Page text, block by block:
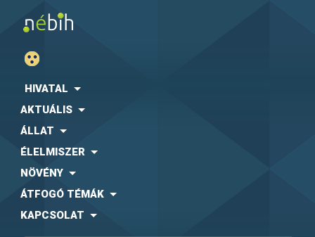
HIVATAL
AKTUÁLIS
ÁLLAT
ÉLELMISZER
NÖVÉNY
ÁTFOGÓ TÉMÁK
KAPCSOLAT